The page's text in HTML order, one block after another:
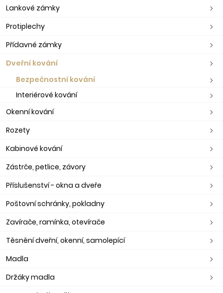
Lankové zámky
Protiplechy
Přídavné zámky
Dveřní kování
Bezpečnostní kování
Interiérové kování
Okenní kování
Rozety
Kabinové kování
Zástrče, petlice, závory
Příslušenství - okna a dveře
Poštovní schránky, pokladny
Zavírače, ramínka, otevírače
Těsnění dveřní, okenní, samolepící
Madla
Držáky madla